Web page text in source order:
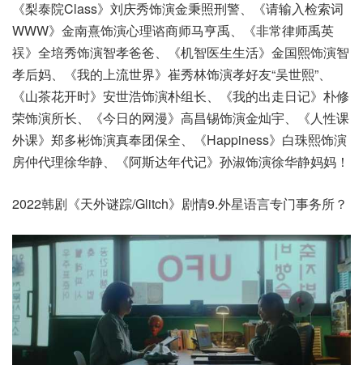
《梨泰院Class》刘庆秀饰演金秉照刑警、《请输入检索词
WWW》金南熹饰演心理谘商师马亨禹、《非常律师禹英
祦》全培秀饰演智孝爸爸、《机智医生生活》金国熙饰演智
孝后妈、《我的上流世界》崔秀林饰演孝好友“吴世熙”、
《山茶花开时》安世浩饰演朴组长、《我的出走日记》朴修
荣饰演所长、《今日的网漫》高昌锡饰演金灿宇、《人性课
外课》郑多彬饰演真奉团保全、《Happiness》白珠熙饰演
房仲代理徐华静、《阿斯达年代记》孙淑饰演徐华静妈妈！
2022韩剧《天外谜踪/Glitch》剧情9.外星语言专门事务所？